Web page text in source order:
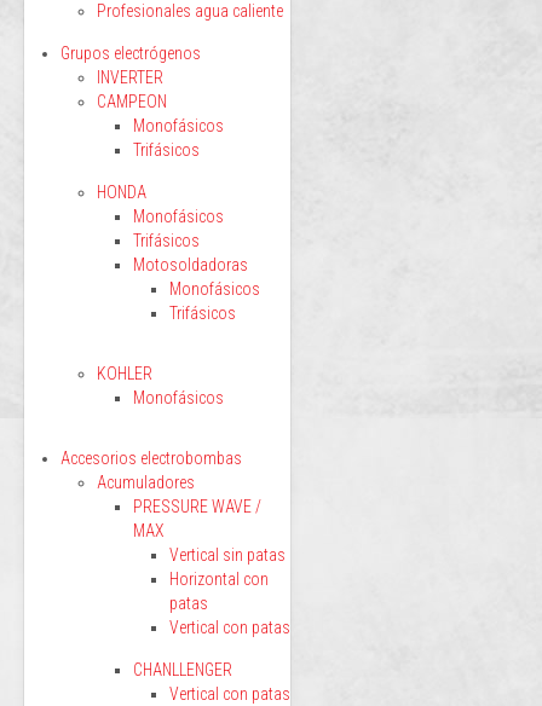
Profesionales agua caliente
Grupos electrógenos
INVERTER
CAMPEON
Monofásicos
Trifásicos
HONDA
Monofásicos
Trifásicos
Motosoldadoras
Monofásicos
Trifásicos
KOHLER
Monofásicos
Accesorios electrobombas
Acumuladores
PRESSURE WAVE /
MAX
Vertical sin patas
Horizontal con
patas
Vertical con patas
CHANLLENGER
Vertical con patas